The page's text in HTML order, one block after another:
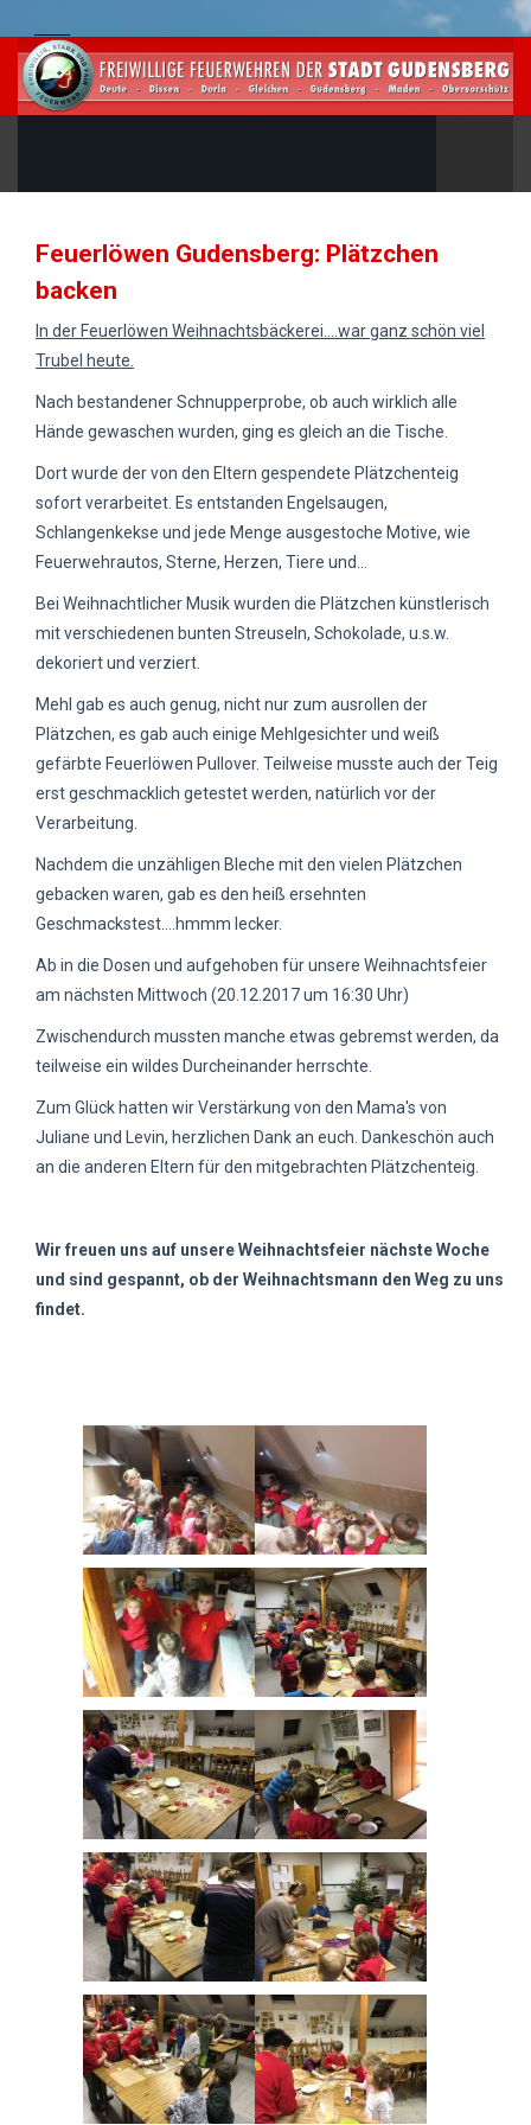
Feuerlöwen Gudensberg: Plätzchen
backen
In der Feuerlöwen Weihnachtsbäckerei....war ganz schön viel
Trubel heute.
Nach bestandener Schnupperprobe, ob auch wirklich alle
Hände gewaschen wurden, ging es gleich an die Tische.
Dort wurde der von den Eltern gespendete Plätzchenteig
sofort verarbeitet. Es entstanden Engelsaugen,
Schlangenkekse und jede Menge ausgestoche Motive, wie
Feuerwehrautos, Sterne, Herzen, Tiere und...
Bei Weihnachtlicher Musik wurden die Plätzchen künstlerisch
mit verschiedenen bunten Streuseln, Schokolade, u.s.w.
dekoriert und verziert.
Mehl gab es auch genug, nicht nur zum ausrollen der
Plätzchen, es gab auch einige Mehlgesichter und weiß
gefärbte Feuerlöwen Pullover. Teilweise musste auch der Teig
erst geschmacklich getestet werden, natürlich vor der
Verarbeitung.
Nachdem die unzähligen Bleche mit den vielen Plätzchen
gebacken waren, gab es den heiß ersehnten
Geschmackstest....hmmm lecker.
Ab in die Dosen und aufgehoben für unsere Weihnachtsfeier
am nächsten Mittwoch (20.12.2017 um 16:30 Uhr)
Zwischendurch mussten manche etwas gebremst werden, da
teilweise ein wildes Durcheinander herrschte.
Zum Glück hatten wir Verstärkung von den Mama's von
Juliane und Levin, herzlichen Dank an euch. Dankeschön auch
an die anderen Eltern für den mitgebrachten Plätzchenteig.
Wir freuen uns auf unsere Weihnachtsfeier nächste Woche
und sind gespannt, ob der Weihnachtsmann den Weg zu uns
findet.